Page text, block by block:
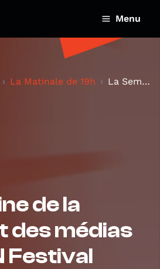
Menu
La Matinale de 19h La Semaine de la presse et des médias & L'URBN Fes...
de la
des médias
Festival